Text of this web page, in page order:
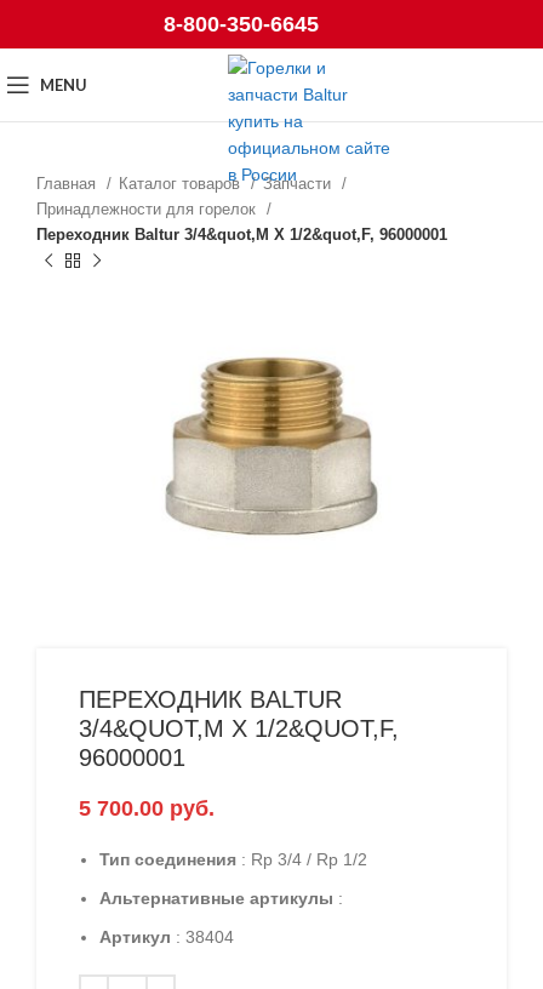
8-800-350-6645
MENU
Главная Каталог товаров
Запчасти
Принадлежности для горелок
Переходник Baltur 3/4&quot,M X 1/2&quot,F, 96000001
ПЕРЕХОДНИК BALTUR
3/4&QUOT,M X 1/2&QUOT,F,
96000001
5 700.00 руб.
Тип соединения : Rp 3/4 / Rp 1/2
Альтернативные артикулы :
Артикул : 38404